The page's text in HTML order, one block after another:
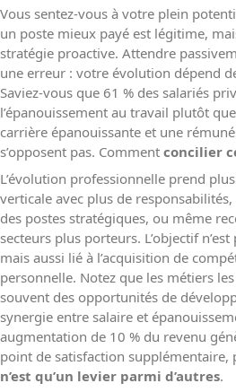
Vous sentez-vous à votre plein
un poste mieux payé est légitime,
stratégie proactive. Attendre
une erreur : votre évolution dépend
Saviez-vous que 61 % des salariés
l’épanouissement au travail plutôt
carrière épanouissante et une
s’opposent pas. Comment concilier
L’évolution professionnelle prend
verticale avec plus de
des postes stratégiques, ou même
secteurs plus porteurs. L’objectif
mais aussi lié à l’acquisition de
personnelle. Notez que les métiers
souvent des opportunités de
synergie entre salaire et
augmentation de 10 % du revenu
point de satisfaction supplémentaire,
n’est qu’un levier parmi d’autres.